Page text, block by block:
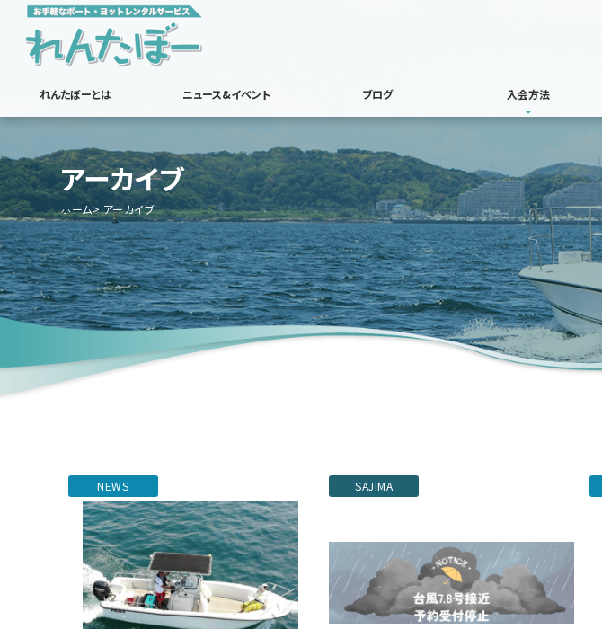
れんたぼーとは ニュース&イベント ブログ 入会方法
アーカイブ
ホーム アーカイブ
NEWS SAJIMA